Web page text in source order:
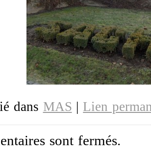
dans MAS | Lien
sont fermés.